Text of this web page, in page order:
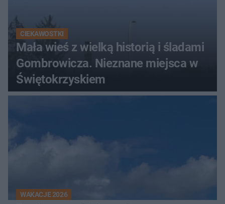
CIEKAWOSTKI
Mała wieś z wielką historią i śladami
Gombrowicza. Nieznane miejsca w
Świętokrzyskiem
WAKACJE 2026